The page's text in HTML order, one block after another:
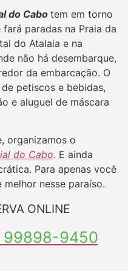
do Cabo tem em torno
paradas na Praia da
do Atalaia e na
não há desembarque,
da embarcação. O
petiscos e bebidas,
e aluguel de máscara
organizamos o
do Cabo. E ainda
Para apenas você
nesse paraíso.
ONLINE
99898-9450